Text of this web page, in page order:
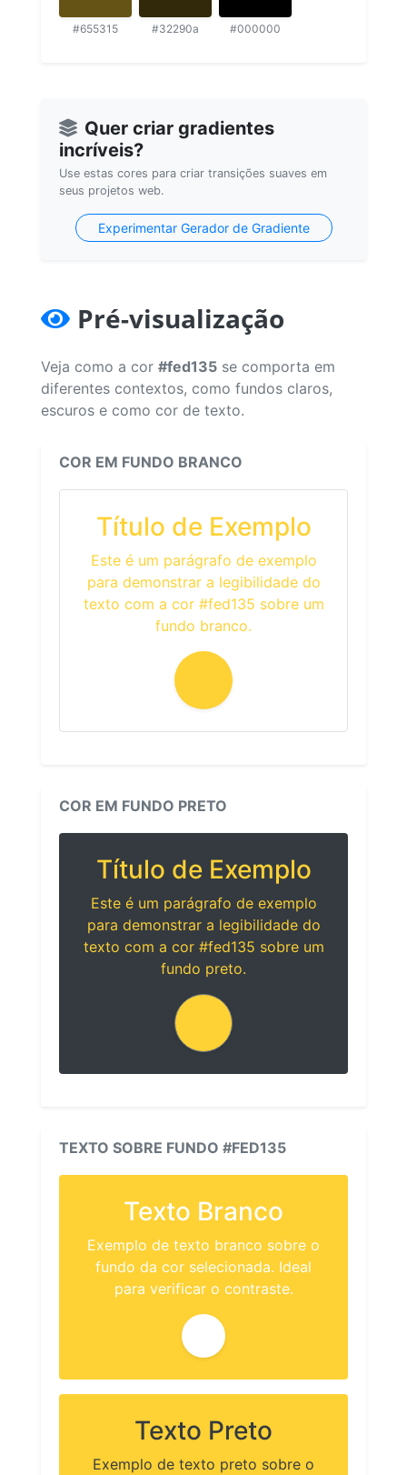
#655315 #32290a #000000
Quer criar gradientes
incríveis?
Use estas cores para criar transições suaves em
seus projetos web.
Experimentar Gerador de Gradiente
Pré-visualização
Veja como a cor #fed135 se comporta em
diferentes contextos, como fundos claros,
escuros e como cor de texto.
COR EM FUNDO BRANCO
Título de Exemplo
Este é um parágrafo de exemplo
para demonstrar a legibilidade do
texto com a cor #fed135 sobre um
fundo branco.
COR EM FUNDO PRETO
Título de Exemplo
Este é um parágrafo de exemplo
para demonstrar a legibilidade do
texto com a cor #fed135 sobre um
fundo preto.
TEXTO SOBRE FUNDO #FED135
Texto Branco
Exemplo de texto branco sobre o
fundo da cor selecionada. Ideal
para verificar o contraste.
Texto Preto
Exemplo de texto preto sobre o